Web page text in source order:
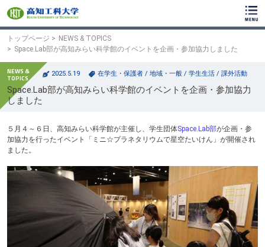
ッ
ン
テ
トップページ
NEWS & TOPICS
Space.Lab部が高知みらい科学館のイベントを企画・参加協力しました
2025.5.19 在学生・保護者 / 地域・一般 / 学生生活 / 課外活動
Space.Lab部が高知みらい科学館のイベントを企画・参加協力
しました
５月４～６日、高知みらい科学館が主催し、学生団体Space.Lab部が企画・参
加協力を行ったイベント「ミニ☆プラネタリウムで星空たいけん」が開催され
ました。